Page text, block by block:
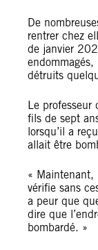
De
rentrer chez
de janvier
détruits
Le professeur
fils de sept
lorsqu’il a
allait être
« Maintenant,
vérifie sans
a peur que
dire que
bombardé. »